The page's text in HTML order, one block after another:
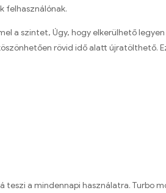
felhasználónak.
a szintet, Úgy, hogy elkerülhető
rövid idő alatt újratölthető.
a mindennapi használatra. Turbo